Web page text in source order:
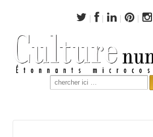
Search
for: